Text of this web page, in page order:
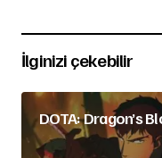
İlginizi çekebilir
DOTA: Dragon’s